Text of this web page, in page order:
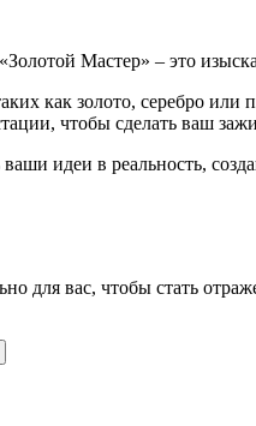
Мастер» – это
как золото, серебро
чтобы сделать ваш
идеи в реальность,
для вас, чтобы стать